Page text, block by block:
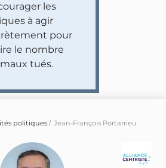
les
à agir
pour
le nombre
tués.
politiques Jean-François Portarrieu